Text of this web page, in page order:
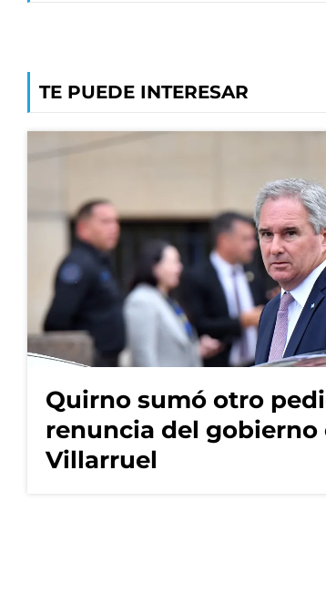
TE PUEDE INTERESAR
Quirno sumó otro
renuncia del gobierno
Villarruel